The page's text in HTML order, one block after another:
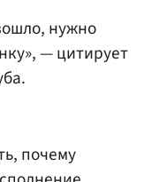
нужно
— цитирует
почему